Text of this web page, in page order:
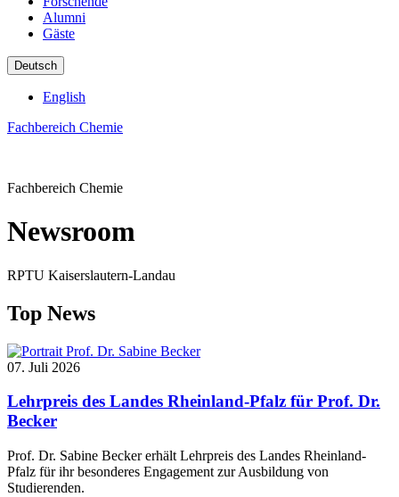
Alumni
Gäste
Deutsch
English
Fachbereich Chemie
Fachbereich Chemie
Newsroom
RPTU Kaiserslautern-Landau
Top News
07. Juli 2026
Lehrpreis des Landes Rheinland-Pfalz für Prof. Dr.
Becker
Prof. Dr. Sabine Becker erhält Lehrpreis des Landes Rheinland-
Pfalz für ihr besonderes Engagement zur Ausbildung von
Studierenden.